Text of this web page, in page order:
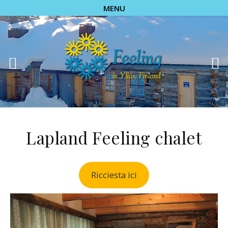
MENU
Lapland Feeling chalet
Ricciesta ici